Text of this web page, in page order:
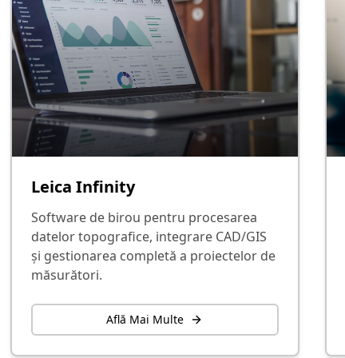
Leica Infinity
Software de birou pentru procesarea
datelor topografice, integrare CAD/GIS
și gestionarea completă a proiectelor de
măsurători.
Află Mai Multe